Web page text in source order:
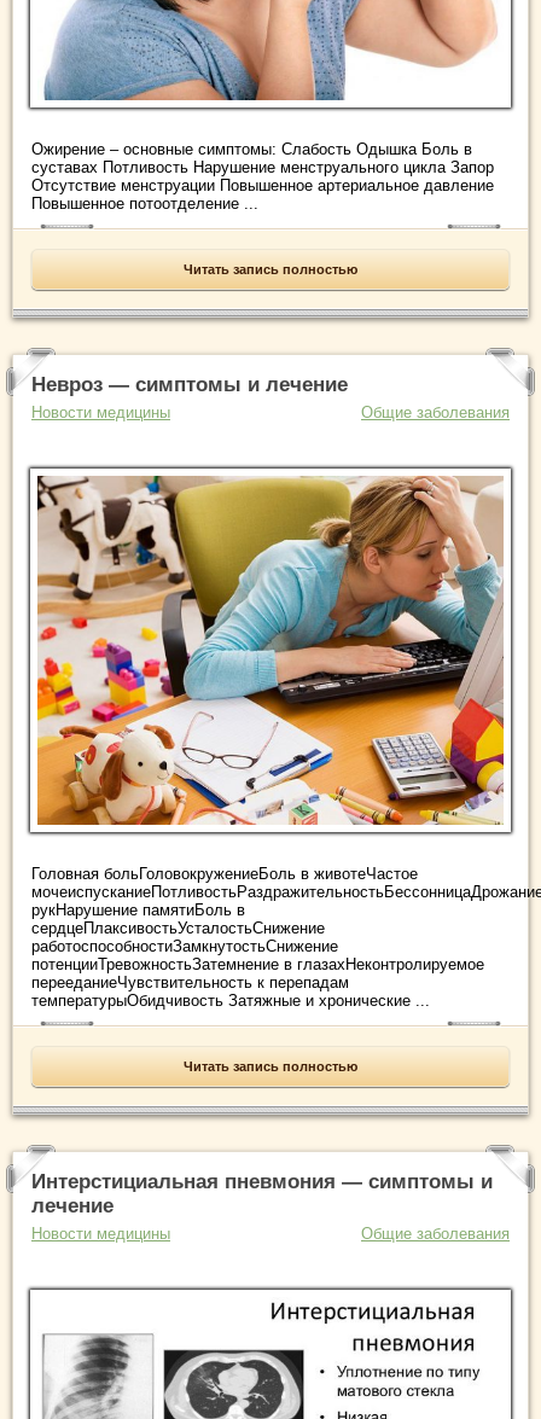
Ожирение – основные симптомы: Слабость Одышка Боль в
суставах Потливость Нарушение менструального цикла Запор
Отсутствие менструации Повышенное артериальное давление
Повышенное потоотделение ...
Читать запись полностью
Невроз — симптомы и лечение
Новости медицины Общие заболевания
Головная больГоловокружениеБоль в животеЧастое
рукНарушение памятиБоль в
сердцеПлаксивостьУсталостьСнижение
работоспособностиЗамкнутостьСнижение
потенцииТревожностьЗатемнение в глазахНеконтролируемое
перееданиеЧувствительность к перепадам
температурыОбидчивость Затяжные и хронические ...
Читать запись полностью
Интерстициальная пневмония — симптомы и
лечение
Новости медицины Общие заболевания